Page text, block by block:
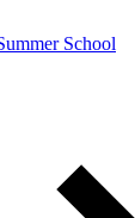
School